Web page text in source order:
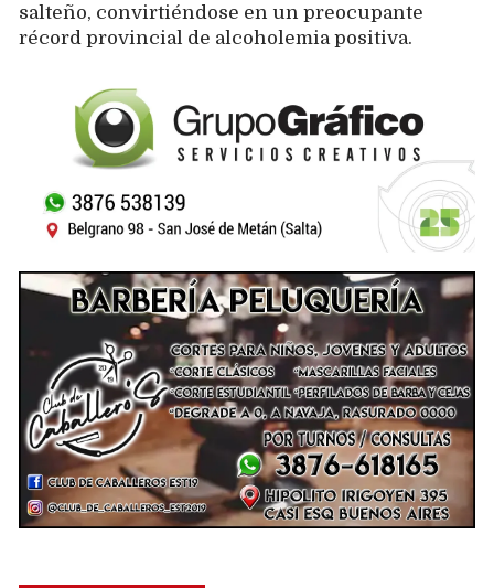
salteño, convirtiéndose en un preocupante
récord provincial de alcoholemia positiva.